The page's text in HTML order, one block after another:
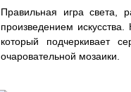
Правильная игра света,
произведением
который подчеркивает
очаровательной мозаики.